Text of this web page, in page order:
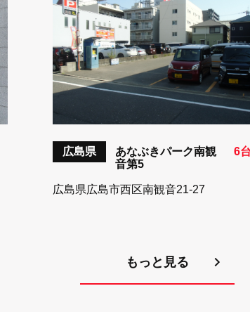
広島県
あなぶきパーク南観
音第5
6台
広島県広島市西区南観音21-27
もっと見る